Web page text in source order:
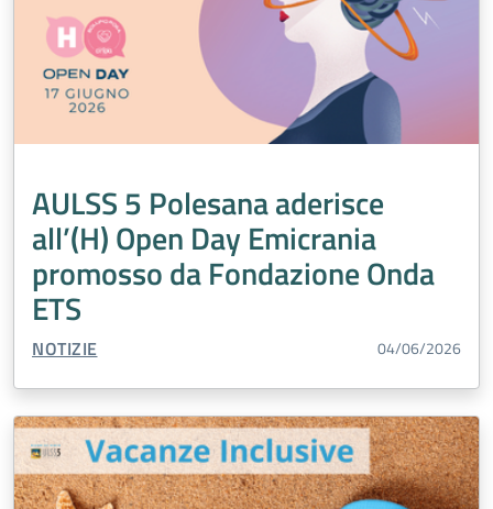
AULSS 5 Polesana aderisce
all’(H) Open Day Emicrania
promosso da Fondazione Onda
ETS
TIPO CONTENUTO:
NOTIZIE 04/06/2026